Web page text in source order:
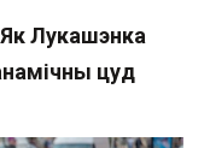
Як Лукашэнка
цуд